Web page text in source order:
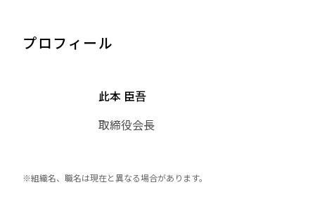
プロフィール
此本 臣吾
取締役会長
※組織名、職名は現在と異なる場合があります。